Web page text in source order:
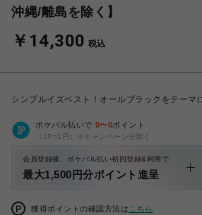
沖縄/離島を除く】
￥14,300 税込
シンプルイズベスト！オールブラックをテーマ
ポケパル払いで 0〜0ポイント
（1P=1円）※キャンペーン分除く
会員登録後、ポケパル払い初回登録&利用で
最大1,500円分ポイント進呈
獲得ポイントの確認方法は こちら